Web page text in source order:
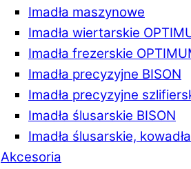
Imadła maszynowe
Imadła wiertarskie
Imadła frezerskie
Imadła precyzyjne BISON
Imadła precyzyjne
Imadła ślusarskie BISON
Imadła ślusarskie,
Akcesoria